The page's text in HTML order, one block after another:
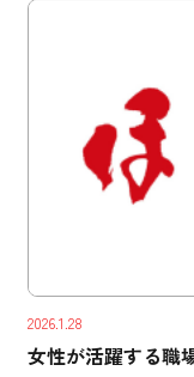
2026.1.28
女性が活躍する職